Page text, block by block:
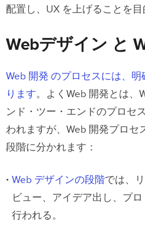
Webデザイン を始め
１．学習リソースを
２．ポートフォリオ
３．ネットワーキン
を求める
Webデザイナーのスキ
ハードスキル
ソフトスキル
配置し、UX を上げることを目
Webデザイン と
Web 開発 のプロセスには、
ります。よくWeb 開発とは、
ンド・ツー・エンドのプロセ
われますが、Web 開発プロセ
段階に分かれます：
Web デザインの段階では、
ビュー、アイデア出し、プ
行われる。